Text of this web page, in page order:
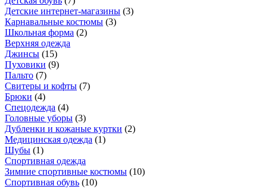
Детские интернет-магазины (3)
Карнавальные костюмы (3)
Школьная форма (2)
Верхняя одежда
Джинсы (15)
Пуховики (9)
Пальто (7)
Свитеры и кофты (7)
Брюки (4)
Спецодежда (4)
Головные уборы (3)
Дубленки и кожаные куртки (2)
Медицинская одежда (1)
Шубы (1)
Спортивная одежда
Зимние спортивные костюмы (10)
Спортивная обувь (10)